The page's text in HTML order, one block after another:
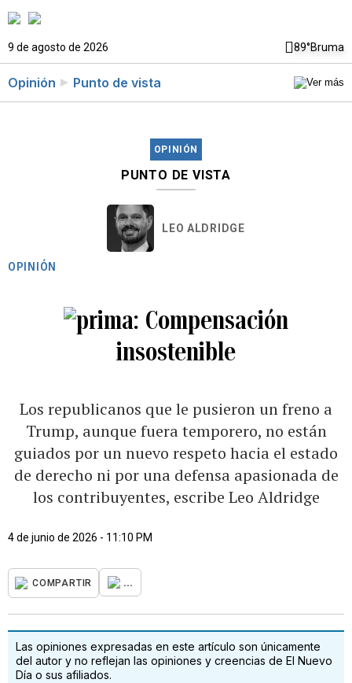
9 de agosto de 2026 89°Bruma
Opinión Punto de vista
OPINIÓN
PUNTO DE VISTA
LEO ALDRIDGE
OPINIÓN
Compensación
insostenible
Los republicanos que le pusieron un freno a
Trump, aunque fuera temporero, no están
guiados por un nuevo respeto hacia el estado
de derecho ni por una defensa apasionada de
los contribuyentes, escribe Leo Aldridge
4 de junio de 2026 - 11:10 PM
COMPARTIR ...
Las opiniones expresadas en este artículo son únicamente
del autor y no reflejan las opiniones y creencias de El Nuevo
Día o sus afiliados.